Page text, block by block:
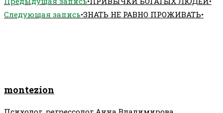
Следующая запись•ЗНАТЬ НЕ РАВНО ПРОЖИВАТЬ•
montezion